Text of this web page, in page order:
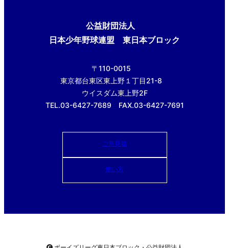
公益財団法人
日本少年野球連盟 東日本ブロック
〒110-0015
東京都台東区東上野１丁目21-8
ウイスダム東上野2F
TEL.03-6427-7689 FAX.03-6427-7691
ご意見箱
使い方